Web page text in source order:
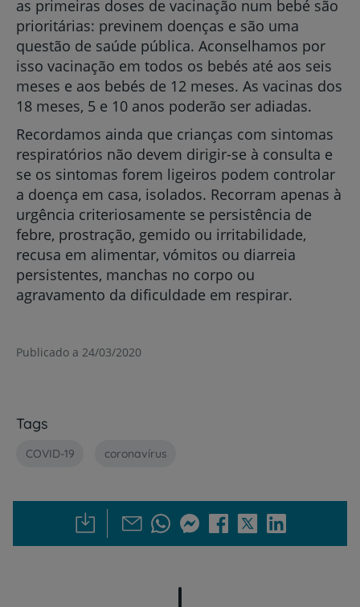
as primeiras doses de vacinação num bebé são
prioritárias: previnem doenças e são uma
questão de saúde pública. Aconselhamos por
isso vacinação em todos os bebés até aos seis
meses e aos bebés de 12 meses. As vacinas dos
18 meses, 5 e 10 anos poderão ser adiadas.
Recordamos ainda que crianças com sintomas
respiratórios não devem dirigir-se à consulta e
se os sintomas forem ligeiros podem controlar
a doença em casa, isolados. Recorram apenas à
urgência criteriosamente se persistência de
febre, prostração, gemido ou irritabilidade,
recusa em alimentar, vómitos ou diarreia
persistentes, manchas no corpo ou
agravamento da dificuldade em respirar.
Publicado a 24/03/2020
Tags
COVID-19 coronavírus